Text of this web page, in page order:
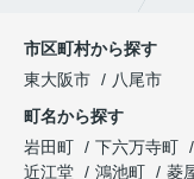
市区町村から探す
東大阪市
八尾市
町名から探す
岩田町
下六万寺町
近江堂
鴻池町 菱